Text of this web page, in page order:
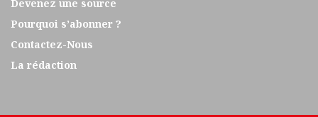
Devenez une source
Pourquoi s’abonner ?
Contactez-Nous
La rédaction